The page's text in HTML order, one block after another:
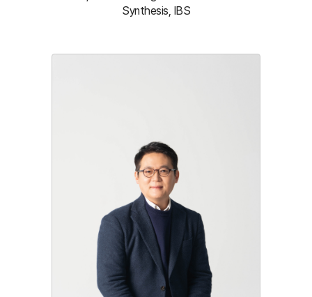
Synthesis, IBS